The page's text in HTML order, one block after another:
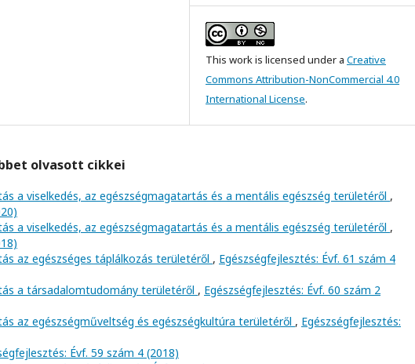
This work is licensed under a Creative
Commons Attribution-NonCommercial 4.0
International License.
olvasott cikkei
a viselkedés, az egészségmagatartás és a mentális egészség területéről ,
a viselkedés, az egészségmagatartás és a mentális egészség területéről ,
az egészséges táplálkozás területéről , Egészségfejlesztés: Évf. 61 szám 4
a társadalomtudomány területéről , Egészségfejlesztés: Évf. 60 szám 2
az egészségműveltség és egészségkultúra területéről , Egészségfejlesztés:
Évf. 59 szám 4 (2018)